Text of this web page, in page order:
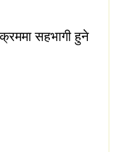
सहभागी हुने